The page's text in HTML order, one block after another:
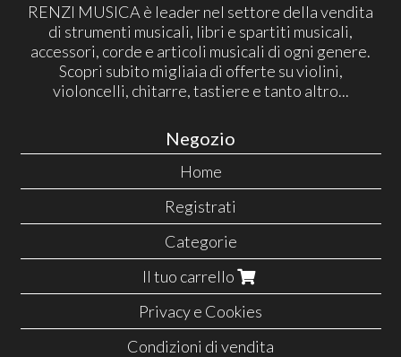
RENZI MUSICA è leader nel settore della vendita
di strumenti musicali, libri e spartiti musicali,
accessori, corde e articoli musicali di ogni genere.
Scopri subito migliaia di offerte su violini,
violoncelli, chitarre, tastiere e tanto altro...
Negozio
Home
Registrati
Categorie
Il tuo carrello
Privacy e Cookies
Condizioni di vendita